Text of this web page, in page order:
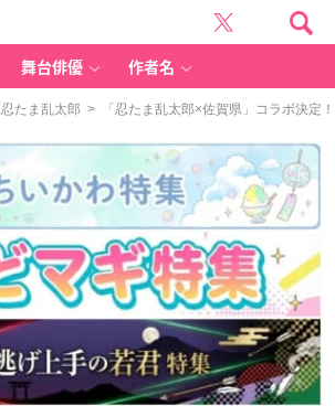
舞台俳優 作者名
忍たま乱太郎 > 「忍たま乱太郎×佐賀県」コラボ決定